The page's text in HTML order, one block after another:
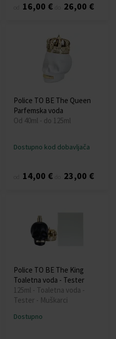
16,00 € 26,00 €
Police TO BE The Queen
Parfemska voda
Od 40ml - do 125ml
Dostupno kod dobavljača
14,00 € 23,00 €
Police TO BE The King
Toaletna voda - Tester
125ml - Toaletna voda -
Tester - Muškarci
Dostupno